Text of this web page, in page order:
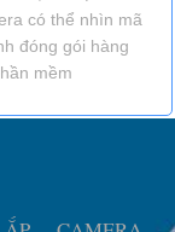
có thể nhìn mã
đóng gói hàng
mềm